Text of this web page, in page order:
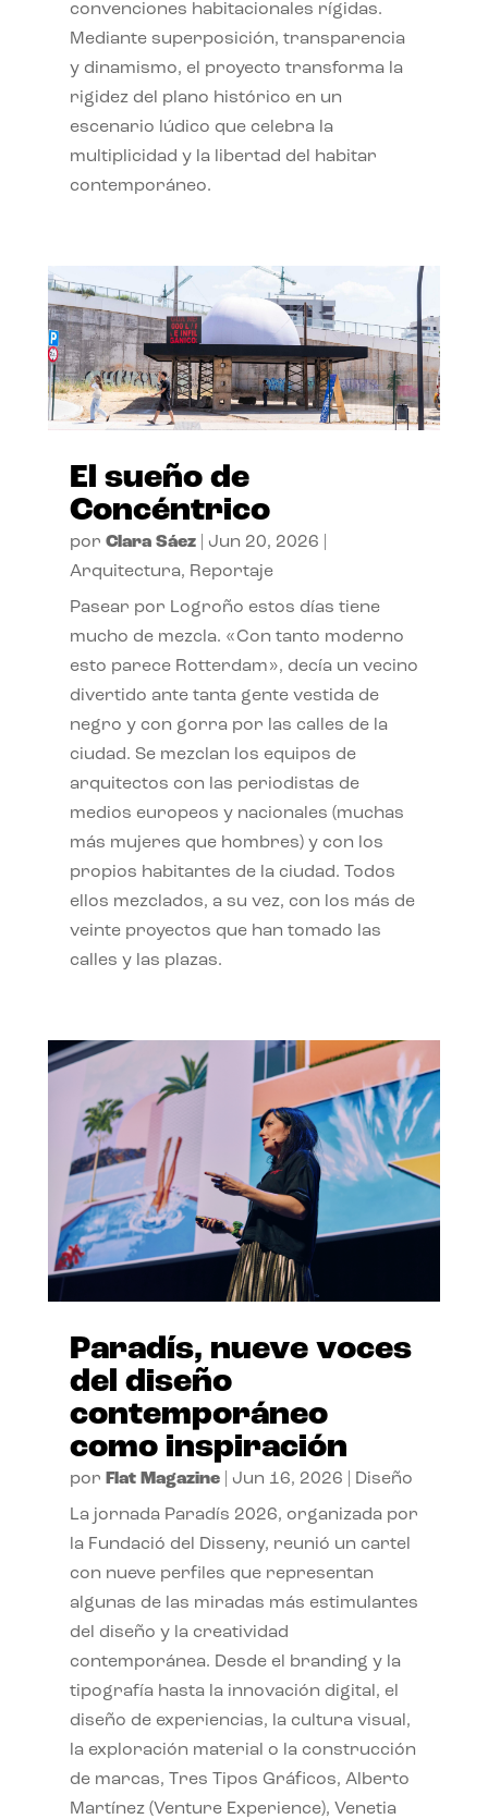
convenciones habitacionales rígidas.
Mediante superposición, transparencia
y dinamismo, el proyecto transforma la
rigidez del plano histórico en un
escenario lúdico que celebra la
multiplicidad y la libertad del habitar
contemporáneo.
El sueño de
Concéntrico
por Clara Sáez| Jun 20, 2026
Arquitectura, Reportaje
Pasear por Logroño estos días tiene
mucho de mezcla. «Con tanto moderno
esto parece Rotterdam», decía un vecino
divertido ante tanta gente vestida de
negro y con gorra por las calles de la
ciudad. Se mezclan los equipos de
arquitectos con las periodistas de
medios europeos y nacionales (muchas
más mujeres que hombres) y con los
propios habitantes de la ciudad. Todos
ellos mezclados, a su vez, con los más de
veinte proyectos que han tomado las
calles y las plazas.
Paradís, nueve voces
del diseño
contemporáneo
como inspiración
por Flat Magazine| Jun 16, 2026 Diseño
La jornada Paradís 2026, organizada por
la Fundació del Disseny, reunió un cartel
con nueve perfiles que representan
algunas de las miradas más estimulantes
del diseño y la creatividad
contemporánea. Desde el branding y la
tipografía hasta la innovación digital, el
diseño de experiencias, la cultura visual,
la exploración material o la construcción
de marcas, Tres Tipos Gráficos, Alberto
Martínez (Venture Experience), Venetia